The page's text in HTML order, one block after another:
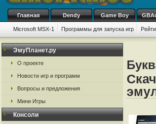
Главная Dendy Game Boy
Microsoft MSX-1 Программы для запуска игр
ЭмуПланет.ру
О проекте
Новости игр и программ
Вопросы и предложения
Мини Игры
Консоли